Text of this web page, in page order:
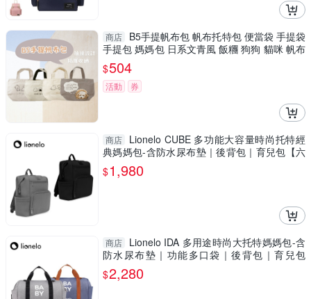
商店
B5手提帆布包 帆布托特包 便當袋 手提袋
手提包 媽媽包 日系文青風 飯糰 狗狗 貓咪 帆布
托特包
$504
活動 券
商店
Lionelo CUBE 多功能大容量時尚托特經
典媽媽包-含防水尿布墊｜後背包｜育兒包【六
甲媽咪】
$1,980
商店
Lionelo IDA 多用途時尚大托特媽媽包-含
防水尿布墊｜功能多口袋｜後背包｜育兒包
【六甲媽咪】
$2,280